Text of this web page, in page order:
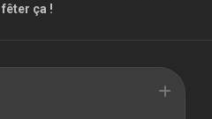
fêter ça !